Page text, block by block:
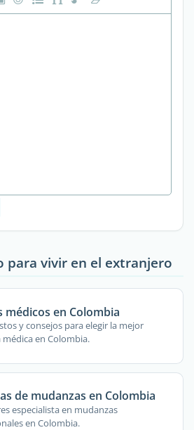
para vivir en el extranjero
médicos en Colombia
y consejos para elegir la mejor
en Colombia.
de mudanzas en Colombia
especialista en mudanzas
en Colombia.